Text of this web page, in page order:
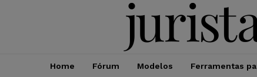
Home Fórum Modelos Ferramentas